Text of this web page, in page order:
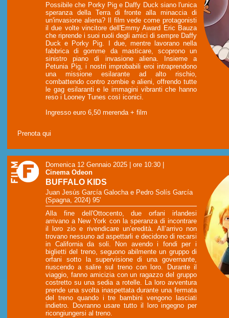
Possibile che Porky Pig e Daffy Duck siano l'unica
speranza della Terra di fronte alla minaccia di
un'invasione aliena? Il film vede come protagonisti
il ​​due volte vincitore dell'Emmy Award Eric Bauza
che riprende i suoi ruoli degli amici di sempre Daffy
Duck e Porky Pig. I due, mentre lavorano nella
fabbrica di gomme da masticare, scoprono un
sinistro piano di invasione aliena. Insieme a
Petunia Pig, i nostri improbabili eroi intraprendono
una missione esilarante ad alto rischio,
combattendo contro zombie e alieni, offrendo tutte
le gag esilaranti e le immagini vibranti che hanno
reso i Looney Tunes così iconici.
Ingresso euro 6,50 merenda + film
Prenota qui
Domenica 12 Gennaio 2025 | ore 10:30 |
Cinema Odeon
BUFFALO KIDS
Juan Jesús García Galocha e Pedro Solís García
(Spagna, 2024) 95'
Alla fine dell'Ottocento, due orfani irlandesi
arrivano a New York con la speranza di incontrare
il loro zio e rivendicare un’eredità. All’arrivo non
trovano nessuno ad aspettarli e decidono di recarsi
in California da soli. Non avendo i fondi per i
biglietti del treno, seguono abilmente un gruppo di
orfani sotto la supervisione di una governante,
riuscendo a salire sul treno con loro. Durante il
viaggio, fanno amicizia con un ragazzo del gruppo
costretto su una sedia a rotelle. La loro avventura
prende una svolta inaspettata durante una fermata
del treno quando i tre bambini vengono lasciati
indietro. Dovranno usare tutto il loro ingegno per
ricongiungersi al treno.